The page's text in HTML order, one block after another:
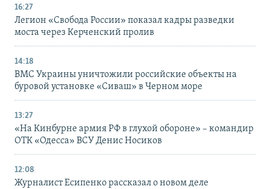
16:27
Легион «Свобода России» показал кадры разведки
моста через Керченский пролив
14:18
ВМС Украины уничтожили российские объекты на
буровой установке «Сиваш» в Черном море
13:27
«На Кинбурне армия РФ в глухой обороне» – командир
ОТК «Одесса» ВСУ Денис Носиков
12:08
Журналист Есипенко рассказал о новом деле